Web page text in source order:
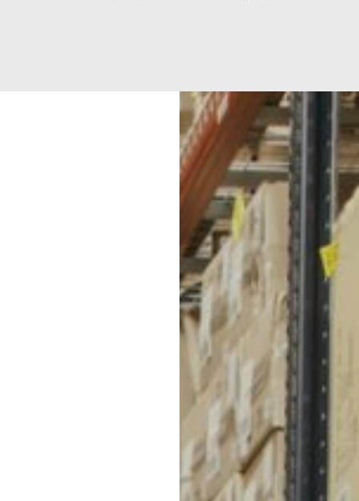
до транспортной компании бесплатно
Если вы не уверены,
свяжитесь с нами
Мы с радостью
Для этого от вас при заказе
необходимы следующие данные:
паспортные данные серия
и номер / для ПЭК и Деловые
наименование пункта выдачи
Условия транспортных компаний в
в зависимости от выбранной
Стоимость ₽ будет зависеть от расстояния,
За дополнительную плату можно застраховать
Некоторые логистические компании
с хранением, сборкой и упаковкой грузов.
Срок доставки может быть различным в
Предоставляют возможность отслеживания
Мы доставляем свою продукцию (жилеты,
снаряжение для охоты или рыбалки, чехлы,
во многие города России. Вот некоторые из них:
Новосибирск, Красноярск, Владивосток, Ростов-
Калининград, Челябинск, Омск, Краснодар,
Курган, Петрозаводск, Вологда, Архангельск,